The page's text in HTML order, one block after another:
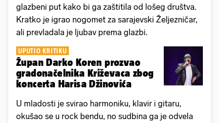
glazbeni put kako bi ga zaštitila od lošeg društva.
Kratko je igrao nogomet za sarajevski Željezničar,
ali prevladala je ljubav prema glazbi.
UPUTIO KRITIKU
Župan Darko Koren prozvao
gradonačelnika Križevaca zbog
koncerta Harisa Džinovića
U mladosti je svirao harmoniku, klavir i gitaru,
okušao se u rock bendu, no sudbina ga je odvela